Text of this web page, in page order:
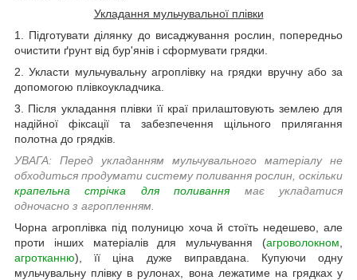
Укладання мульчувальної плівки
1. Підготувати ділянку до висаджування рослин, попередньо
очистити ґрунт від бур'янів і сформувати грядки.
2. Укласти мульчувальну агроплівку на грядки вручну або за
допомогою плівкоукладчика.
3. Після укладання плівки її краї прилаштовують землею для
надійної фіксації та забезпечення щільного прилягання
полотна до грядків.
УВАГА: Перед укладанням мульчувального матеріалу не
обходиться продумати систему поливання рослин, оскільки
крапельна стрічка для поливання
має укладатися
одночасно з агропленням.
Чорна агроплівка під полуницю хоча й стоїть недешево, але
проти інших матеріалів для мульчування (агроволокном
агротканню), її ціна дуже виправдана. Купуючи одну
мульчувальну плівку в рулонах, вона лежатиме на грядках у